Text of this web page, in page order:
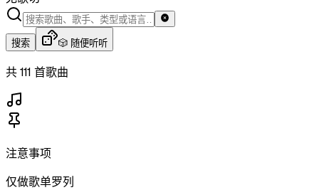
搜索 🎲 随便听听
共 111 首歌曲
注意事项
仅做歌单罗列